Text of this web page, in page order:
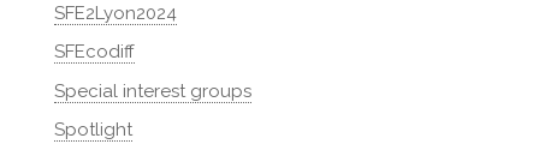
SFE2Lyon2024
SFEcodiff
Special interest groups
Spotlight